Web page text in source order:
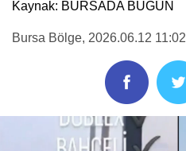
Kaynak: BURSADA BUGÜN
Bursa Bölge, 2026.06.12 11:02